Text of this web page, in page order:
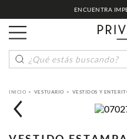
ENCUENTRA
¿Qué estás buscando?
VESTUARIO VESTIDOS Y